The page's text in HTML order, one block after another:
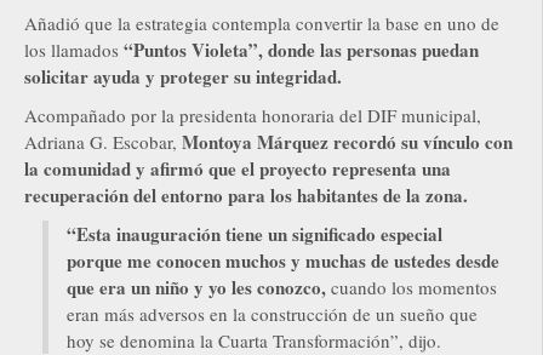
Añadió que la estrategia contempla convertir la base en uno de
los llamados “Puntos Violeta”, donde las personas puedan
solicitar ayuda y proteger su integridad.
Acompañado por la presidenta honoraria del DIF municipal,
Adriana G. Escobar, Montoya Márquez recordó su vínculo con
la comunidad y afirmó que el proyecto representa una
recuperación del entorno para los habitantes de la zona.
“Esta inauguración tiene un significado especial
porque me conocen muchos y muchas de ustedes desde
que era un niño y yo les conozco, cuando los momentos
eran más adversos en la construcción de un sueño que
hoy se denomina la Cuarta Transformación”, dijo.